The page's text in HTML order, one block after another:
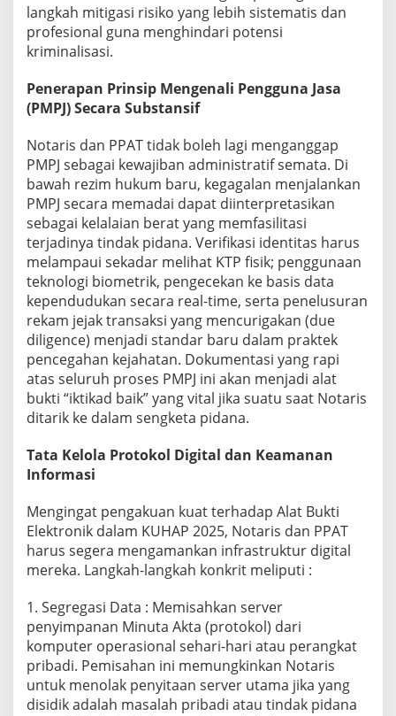
langkah mitigasi risiko yang lebih sistematis dan
profesional guna menghindari potensi
kriminalisasi.
Penerapan Prinsip Mengenali Pengguna Jasa
(PMPJ) Secara Substansif
Notaris dan PPAT tidak boleh lagi menganggap
PMPJ sebagai kewajiban administratif semata. Di
bawah rezim hukum baru, kegagalan menjalankan
PMPJ secara memadai dapat diinterpretasikan
sebagai kelalaian berat yang memfasilitasi
terjadinya tindak pidana. Verifikasi identitas harus
melampaui sekadar melihat KTP fisik; penggunaan
teknologi biometrik, pengecekan ke basis data
kependudukan secara real-time, serta penelusuran
rekam jejak transaksi yang mencurigakan (due
diligence) menjadi standar baru dalam praktek
pencegahan kejahatan. Dokumentasi yang rapi
atas seluruh proses PMPJ ini akan menjadi alat
bukti “iktikad baik” yang vital jika suatu saat Notaris
ditarik ke dalam sengketa pidana.
Tata Kelola Protokol Digital dan Keamanan
Informasi
Mengingat pengakuan kuat terhadap Alat Bukti
Elektronik dalam KUHAP 2025, Notaris dan PPAT
harus segera mengamankan infrastruktur digital
mereka. Langkah-langkah konkrit meliputi :
1. Segregasi Data : Memisahkan server
penyimpanan Minuta Akta (protokol) dari
komputer operasional sehari-hari atau perangkat
pribadi. Pemisahan ini memungkinkan Notaris
untuk menolak penyitaan server utama jika yang
disidik adalah masalah pribadi atau tindak pidana